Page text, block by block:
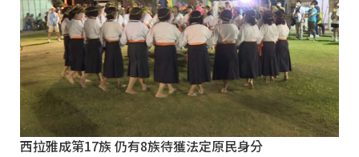
西拉雅成第17族 仍有8族待獲法定原民身分